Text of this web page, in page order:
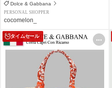
Dolce & Gabbana
PERSONAL SHOPPER
cocomelon_
タイムセール